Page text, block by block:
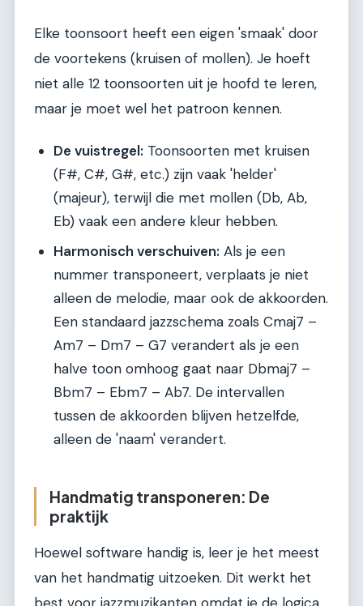
Elke toonsoort heeft een eigen 'smaak' door
de voortekens (kruisen of mollen). Je hoeft
niet alle 12 toonsoorten uit je hoofd te leren,
maar je moet wel het patroon kennen.
De vuistregel: Toonsoorten met kruisen
(F#, C#, G#, etc.) zijn vaak 'helder'
(majeur), terwijl die met mollen (Db, Ab,
Eb) vaak een andere kleur hebben.
Harmonisch verschuiven: Als je een
nummer transponeert, verplaats je niet
alleen de melodie, maar ook de akkoorden.
Een standaard jazzschema zoals Cmaj7 –
Am7 – Dm7 – G7 verandert als je een
halve toon omhoog gaat naar Dbmaj7 –
Bbm7 – Ebm7 – Ab7. De intervallen
tussen de akkoorden blijven hetzelfde,
alleen de 'naam' verandert.
Handmatig transponeren: De
praktijk
Hoewel software handig is, leer je het meest
van het handmatig uitzoeken. Dit werkt het